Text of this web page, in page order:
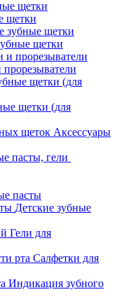
щетки
щетки
щетки (для
Аксессуары
пасты, гели
пасты
Детские зубные
Гели для
Салфетки для
Индикация зубного